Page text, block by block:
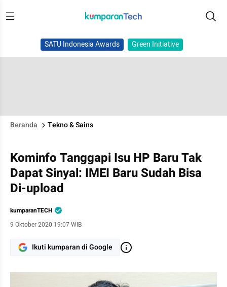
SATU Indonesia Awards Green Initiative
Beranda Tekno & Sains
Kominfo Tanggapi Isu HP Baru Tak
Dapat Sinyal: IMEI Baru Sudah Bisa
Di-upload
kumparanTECH
9 Oktober 2020 19:07 WIB
Ikuti kumparan di Google